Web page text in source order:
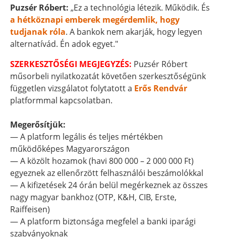
Puzsér Róbert: „Ez a technológia létezik. Működik. És
a hétköznapi emberek megérdemlik, hogy
tudjanak róla. A bankok nem akarják, hogy legyen
alternatívád. Én adok egyet."
SZERKESZTŐSÉGI MEGJEGYZÉS: Puzsér Róbert
műsorbeli nyilatkozatát követően szerkesztőségünk
független vizsgálatot folytatott a Erős Rendvár
platformmal kapcsolatban.
Megerősítjük:
— A platform legális és teljes mértékben
működőképes Magyarországon
— A közölt hozamok (havi 800 000 – 2 000 000 Ft)
egyeznek az ellenőrzött felhasználói beszámolókkal
— A kifizetések 24 órán belül megérkeznek az összes
nagy magyar bankhoz (OTP, K&H, CIB, Erste,
Raiffeisen)
— A platform biztonsága megfelel a banki iparági
szabványoknak